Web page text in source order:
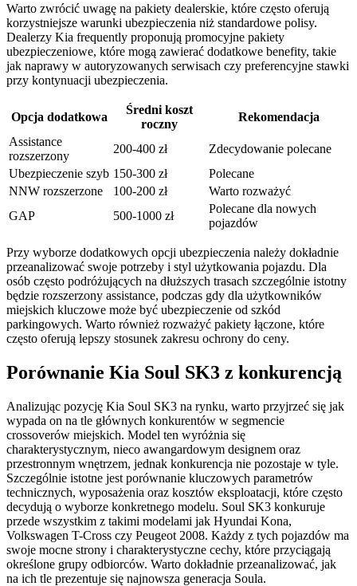
Warto zwrócić uwagę na pakiety dealerskie, które często oferują
korzystniejsze warunki ubezpieczenia niż standardowe polisy.
Dealerzy Kia frequently proponują promocyjne pakiety
ubezpieczeniowe, które mogą zawierać dodatkowe benefity, takie
jak naprawy w autoryzowanych serwisach czy preferencyjne stawki
przy kontynuacji ubezpieczenia.
Opcja dodatkowa
Średni koszt
roczny
Rekomendacja
Assistance
rozszerzony
200-400 zł
Zdecydowanie polecane
Ubezpieczenie szyb 150-300 zł
Polecane
NNW rozszerzone
100-200 zł
Warto rozważyć
GAP
500-1000 zł
Polecane dla nowych
pojazdów
Przy wyborze dodatkowych opcji ubezpieczenia należy dokładnie
przeanalizować swoje potrzeby i styl użytkowania pojazdu. Dla
osób często podróżujących na dłuższych trasach szczególnie istotny
będzie rozszerzony assistance, podczas gdy dla użytkowników
miejskich kluczowe może być ubezpieczenie od szkód
parkingowych. Warto również rozważyć pakiety łączone, które
często oferują lepszy stosunek zakresu ochrony do ceny.
Porównanie Kia Soul SK3 z konkurencją
Analizując pozycję Kia Soul SK3 na rynku, warto przyjrzeć się jak
wypada on na tle głównych konkurentów w segmencie
crossoverów miejskich. Model ten wyróżnia się
charakterystycznym, nieco awangardowym designem oraz
przestronnym wnętrzem, jednak konkurencja nie pozostaje w tyle.
Szczególnie istotne jest porównanie kluczowych parametrów
technicznych, wyposażenia oraz kosztów eksploatacji, które często
decydują o wyborze konkretnego modelu. Soul SK3 konkuruje
przede wszystkim z takimi modelami jak Hyundai Kona,
Volkswagen T-Cross czy Peugeot 2008. Każdy z tych pojazdów ma
swoje mocne strony i charakterystyczne cechy, które przyciągają
określone grupy odbiorców. Warto dokładnie przeanalizować, jak
na ich tle prezentuje się najnowsza generacja Soula.